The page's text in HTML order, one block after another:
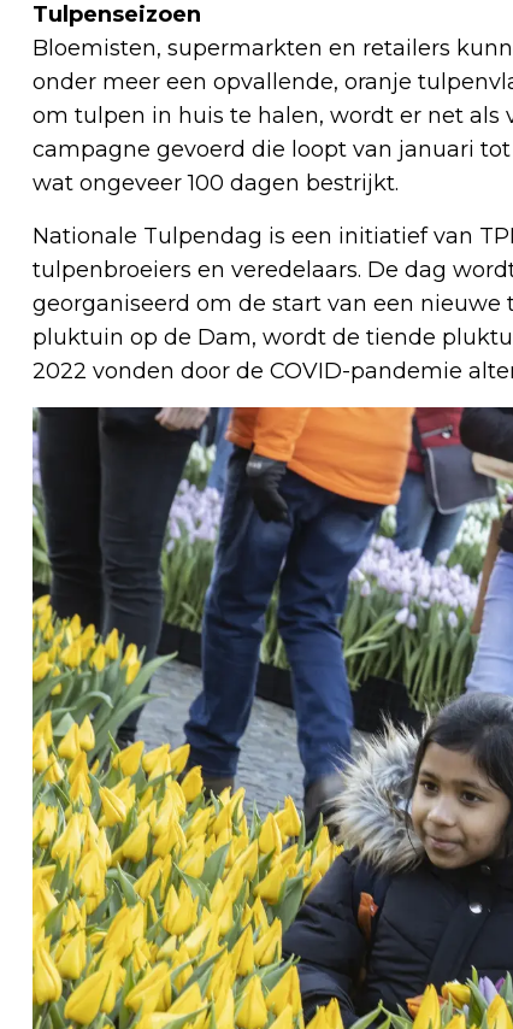
Tulpenseizoen
Bloemisten, supermarkten en retailers
onder meer een opvallende, oranje
om tulpen in huis te halen, wordt er net
campagne gevoerd die loopt van januari
wat ongeveer 100 dagen bestrijkt.
Nationale Tulpendag is een initiatief van
tulpenbroeiers en veredelaars. De dag
georganiseerd om de start van een nieuwe
pluktuin op de Dam, wordt de tiende
2022 vonden door de COVID-pandemie